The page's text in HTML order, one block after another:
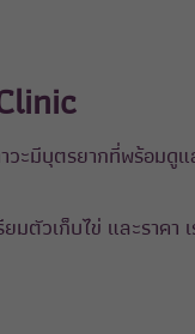
าวะมีบุตรยากที่พร้อ
ตัวเก็บไข่ และราคา